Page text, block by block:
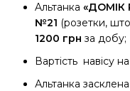
Aльтанка «ДОМІК
№21 (розетки,
1200 грн за добу;
Вартість навісу
Альтанка